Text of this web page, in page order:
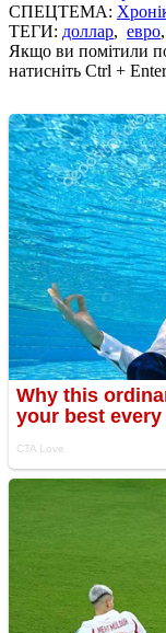
СПЕЦТЕМА:
ТЕГИ: доллар, евро,
Якщо ви помітили
натисніть Ctrl +